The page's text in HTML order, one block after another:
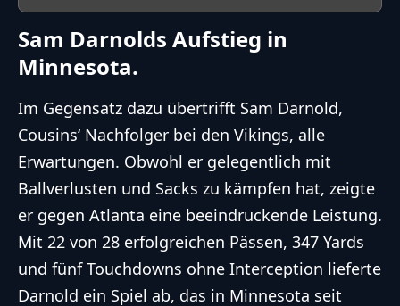
Sam Darnolds Aufstieg in
Minnesota.
Im Gegensatz dazu übertrifft Sam Darnold,
Cousins‘ Nachfolger bei den Vikings, alle
Erwartungen. Obwohl er gelegentlich mit
Ballverlusten und Sacks zu kämpfen hat, zeigte
er gegen Atlanta eine beeindruckende Leistung.
Mit 22 von 28 erfolgreichen Pässen, 347 Yards
und fünf Touchdowns ohne Interception lieferte
Darnold ein Spiel ab, das in Minnesota seit